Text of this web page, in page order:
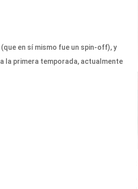
(que en sí mismo fue un spin-off), y
la primera temporada, actualmente